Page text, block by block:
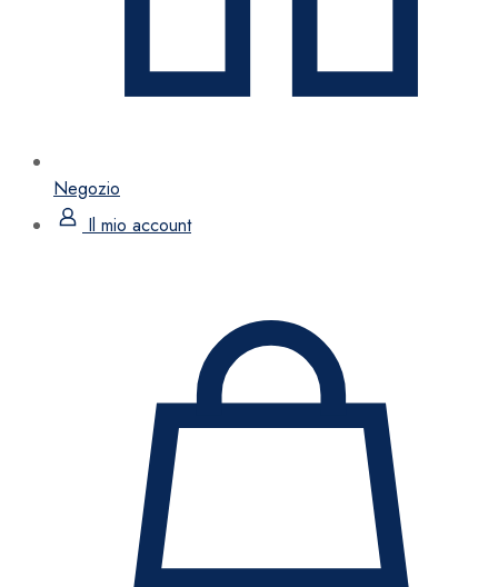
Negozio
Il mio account